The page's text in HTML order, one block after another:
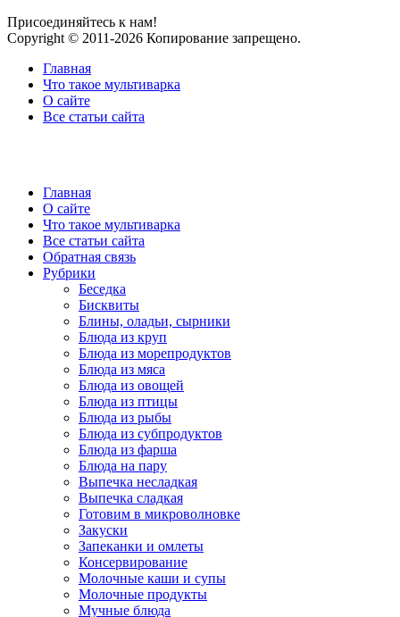
Присоединяйтесь к нам!
Copyright © 2011-2026 Копирование запрещено.
Главная
Что такое мультиварка
О сайте
Все статьи сайта
Главная
О сайте
Что такое мультиварка
Все статьи сайта
Обратная связь
Рубрики
Беседка
Бисквиты
Блины, оладьи, сырники
Блюда из круп
Блюда из морепродуктов
Блюда из мяса
Блюда из овощей
Блюда из птицы
Блюда из рыбы
Блюда из субпродуктов
Блюда из фарша
Блюда на пару
Выпечка несладкая
Выпечка сладкая
Готовим в микроволновке
Закуски
Запеканки и омлеты
Консервирование
Молочные каши и супы
Молочные продукты
Мучные блюда